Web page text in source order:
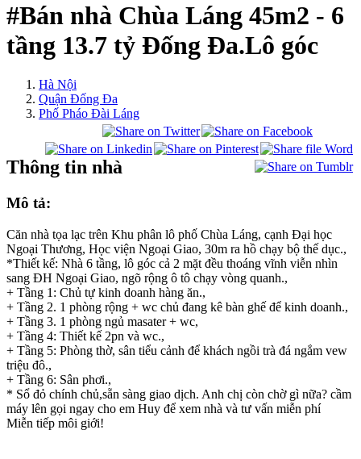
#Bán nhà Chùa Láng 45m2 - 6
tầng 13.7 tỷ Đống Đa.Lô góc
Hà Nội
Quận Đống Đa
Phố Pháo Đài Láng
Thông tin nhà
Mô tả:
Căn nhà tọa lạc trên Khu phân lô phố Chùa Láng, cạnh Đại học
Ngoại Thương, Học viện Ngoại Giao, 30m ra hồ chạy bộ thế dục.,
*Thiết kế: Nhà 6 tầng, lô góc cả 2 mặt đều thoáng vĩnh viễn nhìn
sang ĐH Ngoại Giao, ngõ rộng ô tô chạy vòng quanh.,
+ Tầng 1: Chủ tự kinh doanh hàng ăn.,
+ Tầng 2. 1 phòng rộng + wc chủ đang kê bàn ghế để kinh doanh.,
+ Tầng 3. 1 phòng ngủ masater + wc,
+ Tầng 4: Thiết kế 2pn và wc.,
+ Tầng 5: Phòng thờ, sân tiểu cảnh để khách ngồi trà đá ngắm vew
triệu đô.,
+ Tầng 6: Sân phơi.,
* Sổ đỏ chính chủ,sẵn sàng giao dịch. Anh chị còn chờ gì nữa? cầm
máy lên gọi ngay cho em Huy để xem nhà và tư vấn miễn phí
Miễn tiếp môi giới!